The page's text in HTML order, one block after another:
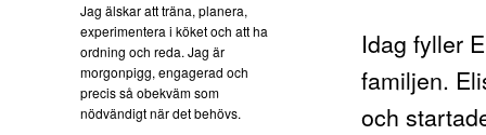
Idag fyller
familjen.
och
Jag älskar att träna, planera,
experimentera i köket och att ha
ordning och reda. Jag är
morgonpigg, engagerad och
precis så obekväm som
nödvändigt när det behövs.